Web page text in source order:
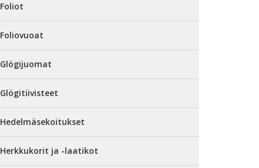
Foliot
Foliovuoat
Glögijuomat
Glögitiivisteet
Hedelmäsekoitukset
Herkkukorit ja -laatikot